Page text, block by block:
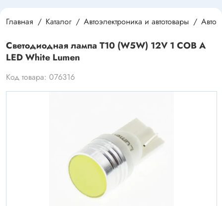
Главная Каталог Автоэлектроника и автотовары
Светодиодная лампа T10 (W5W) 12V 1 COB A
LED White Lumen
Код товара: 076316